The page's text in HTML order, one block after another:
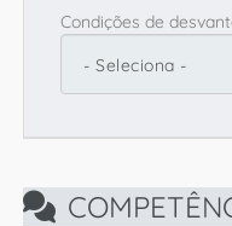
Condições de